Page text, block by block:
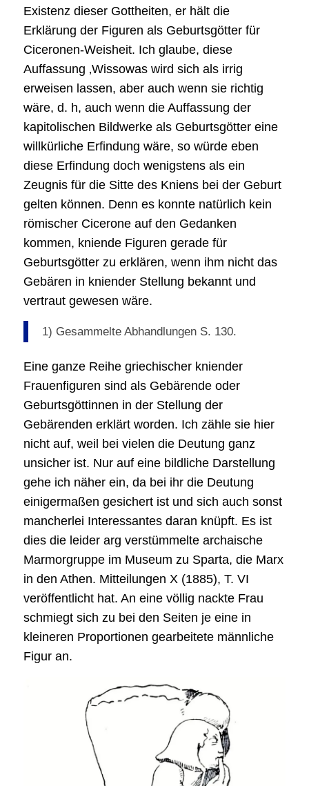
Existenz dieser Gottheiten, er hält die
Erklärung der Figuren als Geburtsgötter für
Ciceronen-Weisheit. Ich glaube, diese
Auffassung ‚Wissowas wird sich als irrig
erweisen lassen, aber auch wenn sie richtig
wäre, d. h, auch wenn die Auffassung der
kapitolischen Bildwerke als Geburtsgötter eine
willkürliche Erfindung wäre, so würde eben
diese Erfindung doch wenigstens als ein
Zeugnis für die Sitte des Kniens bei der Geburt
gelten können. Denn es konnte natürlich kein
römischer Cicerone auf den Gedanken
kommen, kniende Figuren gerade für
Geburtsgötter zu erklären, wenn ihm nicht das
Gebären in kniender Stellung bekannt und
vertraut gewesen wäre.
1) Gesammelte Abhandlungen S. 130.
Eine ganze Reihe griechischer kniender
Frauenfiguren sind als Gebärende oder
Geburtsgöttinnen in der Stellung der
Gebärenden erklärt worden. Ich zähle sie hier
nicht auf, weil bei vielen die Deutung ganz
unsicher ist. Nur auf eine bildliche Darstellung
gehe ich näher ein, da bei ihr die Deutung
einigermaßen gesichert ist und sich auch sonst
mancherlei Interessantes daran knüpft. Es ist
dies die leider arg verstümmelte archaische
Marmorgruppe im Museum zu Sparta, die Marx
in den Athen. Mitteilungen X (1885), T. VI
veröffentlicht hat. An eine völlig nackte Frau
schmiegt sich zu bei den Seiten je eine in
kleineren Proportionen gearbeitete männliche
Figur an.